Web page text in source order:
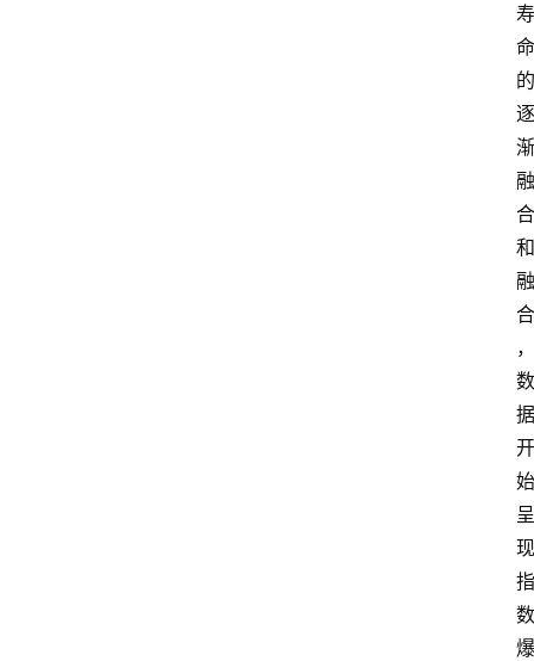
寿
命
的
逐
渐
融
合
和
融
合
，
数
据
开
始
呈
现
指
数
爆